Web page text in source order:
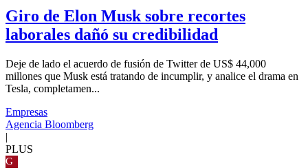
Giro de Elon Musk sobre recortes
laborales dañó su credibilidad
Deje de lado el acuerdo de fusión de Twitter de US$ 44,000
millones que Musk está tratando de incumplir, y analice el drama en
Tesla, completamen...
Empresas
Agencia Bloomberg
|
PLUS
G